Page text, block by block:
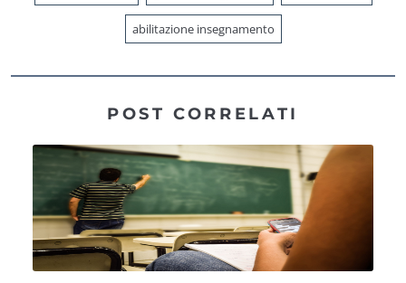
abilitazione insegnamento
POST CORRELATI